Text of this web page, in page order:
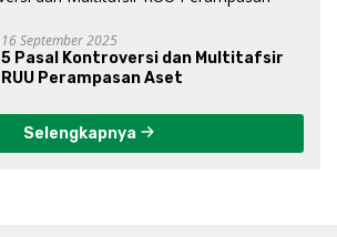
16 September 2025
5 Pasal Kontroversi dan Multitafsir
RUU Perampasan Aset
Selengkapnya